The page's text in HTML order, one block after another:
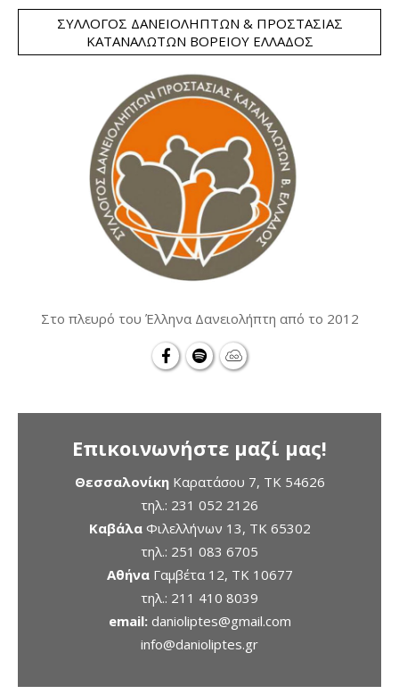
ΣΎΛΛΟΓΟΣ ΔΑΝΕΙΟΛΗΠΤΏΝ & ΠΡΟΣΤΑΣΊΑΣ
ΚΑΤΑΝΑΛΩΤΏΝ ΒΟΡΕΊΟΥ ΕΛΛΆΔΟΣ
Στο πλευρό του Έλληνα Δανειολήπτη από το 2012
Επικοινωνήστε μαζί μας!
ΘεσσαλονίκηΚαρατάσου 7, TK 54626
τηλ.: 231 052 2126
ΚαβάλαΦιλελλήνων 13, ΤΚ 65302
τηλ.: 251 083 6705
ΑθήναΓαμβέτα 12, ΤΚ 10677
τηλ.: 211 410 8039
email: danioliptes@gmail.com
info@danioliptes.gr